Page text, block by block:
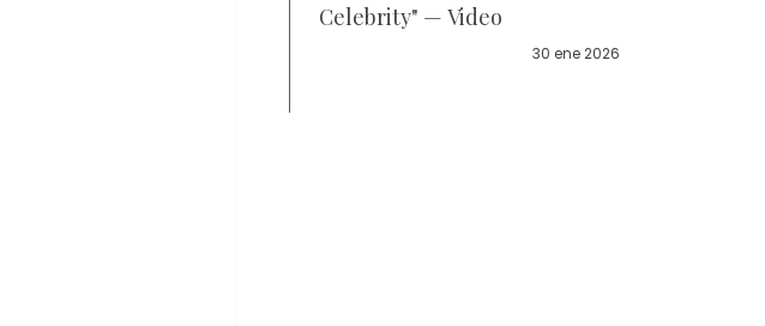
Celebrity" — Video
30 ene 2026